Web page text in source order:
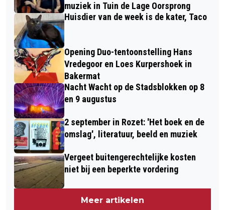
muziek in Tuin de Lage Oorsprong
Huisdier van de week is de kater, Taco
Opening Duo-tentoonstelling Hans
Vredegoor en Loes Kurpershoek in
Bakermat
Nacht Wacht op de Stadsblokken op 8
en 9 augustus
2 september in Rozet: 'Het boek en de
omslag', literatuur, beeld en muziek
Vergeet buitengerechtelijke kosten
niet bij een beperkte vordering
Meer artikelen